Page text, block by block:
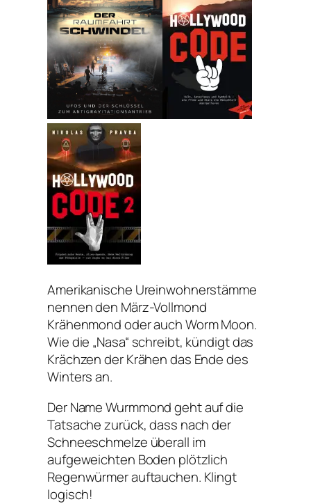
Amerikanische Ureinwohnerstämme
nennen den März-Vollmond
Krähenmond oder auch Worm Moon.
Wie die „Nasa“ schreibt, kündigt das
Krächzen der Krähen das Ende des
Winters an.
Der Name Wurmmond geht auf die
Tatsache zurück, dass nach der
Schneeschmelze überall im
aufgeweichten Boden plötzlich
Regenwürmer auftauchen. Klingt
logisch!